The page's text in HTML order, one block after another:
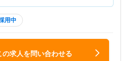
用中
の求人を問い合わせる